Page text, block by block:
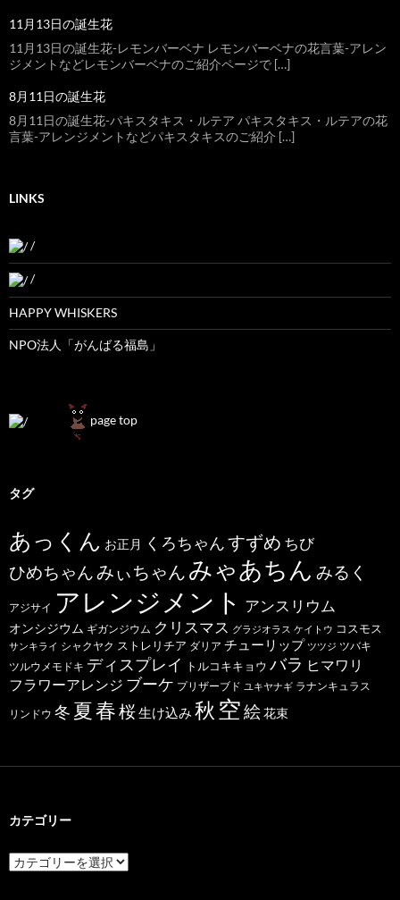
11月13日の誕生花
11月13日の誕生花-レモンバーベナ レモンバーベナの花言葉-アレン
ジメントなどレモンバーベナのご紹介ページで […]
8月11日の誕生花
8月11日の誕生花-パキスタキス・ルテア パキスタキス・ルテアの花
言葉-アレンジメントなどパキスタキスのご紹介 […]
LINKS
/
/
HAPPY WHISKERS
NPO法人「がんばる福島」
page top
タグ
あっくん お正月 くろちゃんすずめ ちび
ひめちゃん みぃちゃん みゃあちん みるく
アジサイ アレンジメント アンスリウム
オンシジウム ギガンジウム クリスマス グラジオラス ケイトウ コスモス
サンキライ シャクヤク ストレリチア ダリア チューリップ ツツジ ツバキ
ツルウメモドキ ディスプレイ トルコキキョウ バラ ヒマワリ
フラワーアレンジ ブーケ プリザーブド ユキヤナギ ラナンキュラス
リンドウ 冬 夏春桜生け込み 秋 空絵花束
カテゴリー
カ
テ